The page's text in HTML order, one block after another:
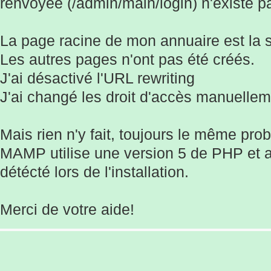
La page racine de mon annuaire est la
Les autres pages n'ont pas été créés.
J'ai désactivé l'URL rewriting
J'ai changé les droit d'accès
Mais rien n'y fait, toujours le même
MAMP utilise une version 5 de PHP et
détécté lors de l'installation.
Merci de votre aide!